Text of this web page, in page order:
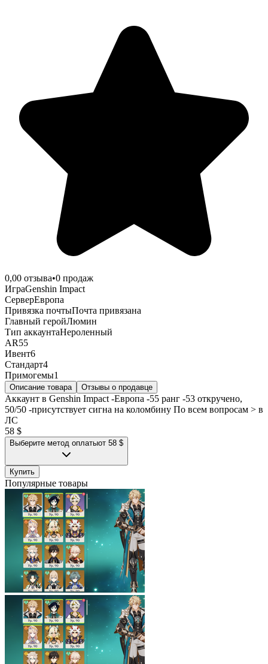
0,00 отзыва•0 продаж
ИграGenshin Impact
СерверЕвропа
Привязка почтыПочта привязана
Главный геройЛюмин
Тип аккаунтаНероленный
AR55
Ивент6
Стандарт4
Примогемы1
Описание товара Отзывы о продавце
Аккаунт в Genshin Impact -Европа -55 ранг -53 откручено,
50/50 -присутствует сигна на коломбину По всем вопросам > в
ЛС
58 $
Выберите метод оплатыот 58 $
Купить
Популярные товары